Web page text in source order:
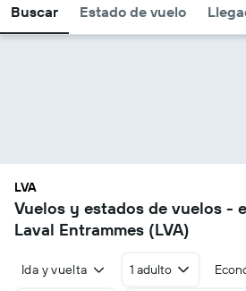
Buscar Estado de vuelo
LVA
Vuelos y estados de vuelos -
Laval Entrammes (LVA)
Ida y vuelta 1 adulto